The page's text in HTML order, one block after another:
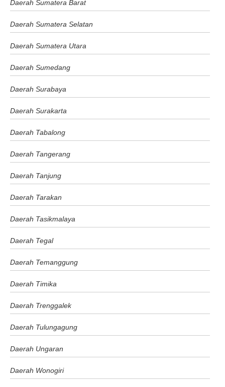
Daerah Sumatera Barat
Daerah Sumatera Selatan
Daerah Sumatera Utara
Daerah Sumedang
Daerah Surabaya
Daerah Surakarta
Daerah Tabalong
Daerah Tangerang
Daerah Tanjung
Daerah Tarakan
Daerah Tasikmalaya
Daerah Tegal
Daerah Temanggung
Daerah Timika
Daerah Trenggalek
Daerah Tulungagung
Daerah Ungaran
Daerah Wonogiri